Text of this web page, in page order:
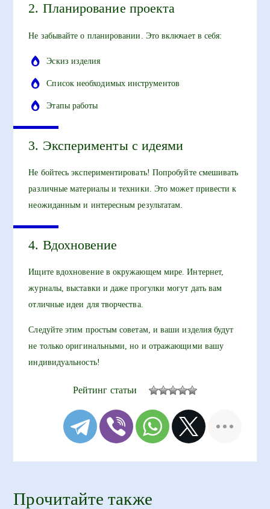
2. Планирование проекта
Не забывайте о планировании. Это включает в себя:
Эскиз изделия
Список необходимых инструментов
Этапы работы
3. Эксперименты с идеями
Не бойтесь экспериментировать! Попробуйте смешивать
различные материалы и техники. Это может привести к
неожиданным и интересным результатам.
4. Вдохновение
Ищите вдохновение в окружающем мире. Интернет,
журналы, выставки и даже прогулки могут дать вам
отличные идеи для творчества.
Следуйте этим простым советам, и ваши изделия будут
не только оригинальными, но и отражающими вашу
индивидуальность!
Рейтинг статьи
Прочитайте также